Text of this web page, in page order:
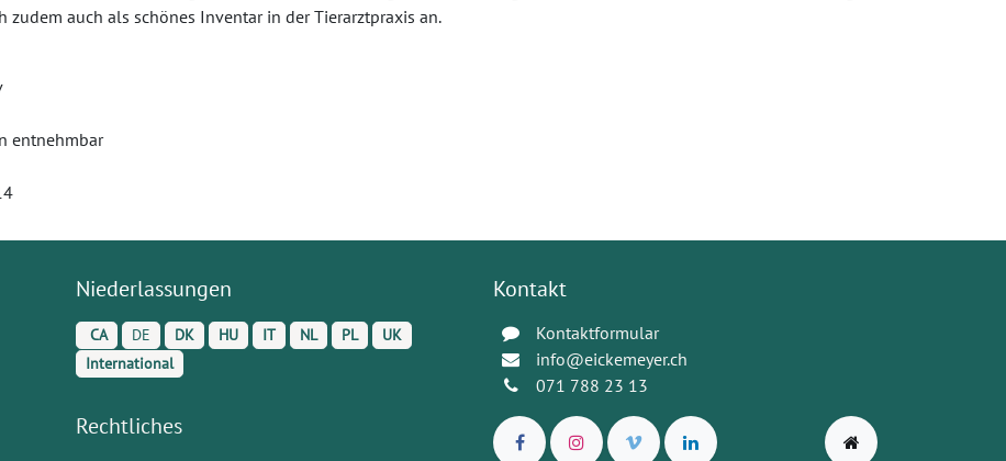
zudem auch als schönes Inventar in der Tierarztpraxis an.
entnehmbar
Niederlassungen
CA DE DK HU IT NL PL
UK
International
Rechtliches
Kontakt
Kontaktformular
info@eickemeyer.ch
071 788 23 13